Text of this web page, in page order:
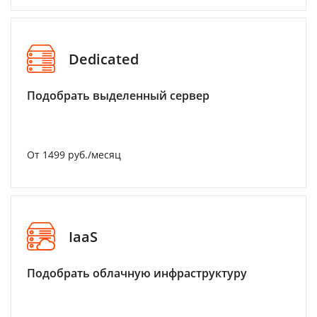
Dedicated
Подобрать выделенный сервер
От 1499 руб./месяц
IaaS
Подобрать облачную инфраструктуру